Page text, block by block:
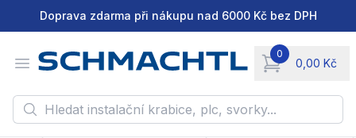
Doprava zdarma při nákupu nad 6000 Kč bez DPH
Open menu
0
0,00 Kč
items in cart,
Hledat instalační krabice, plc, svorky...